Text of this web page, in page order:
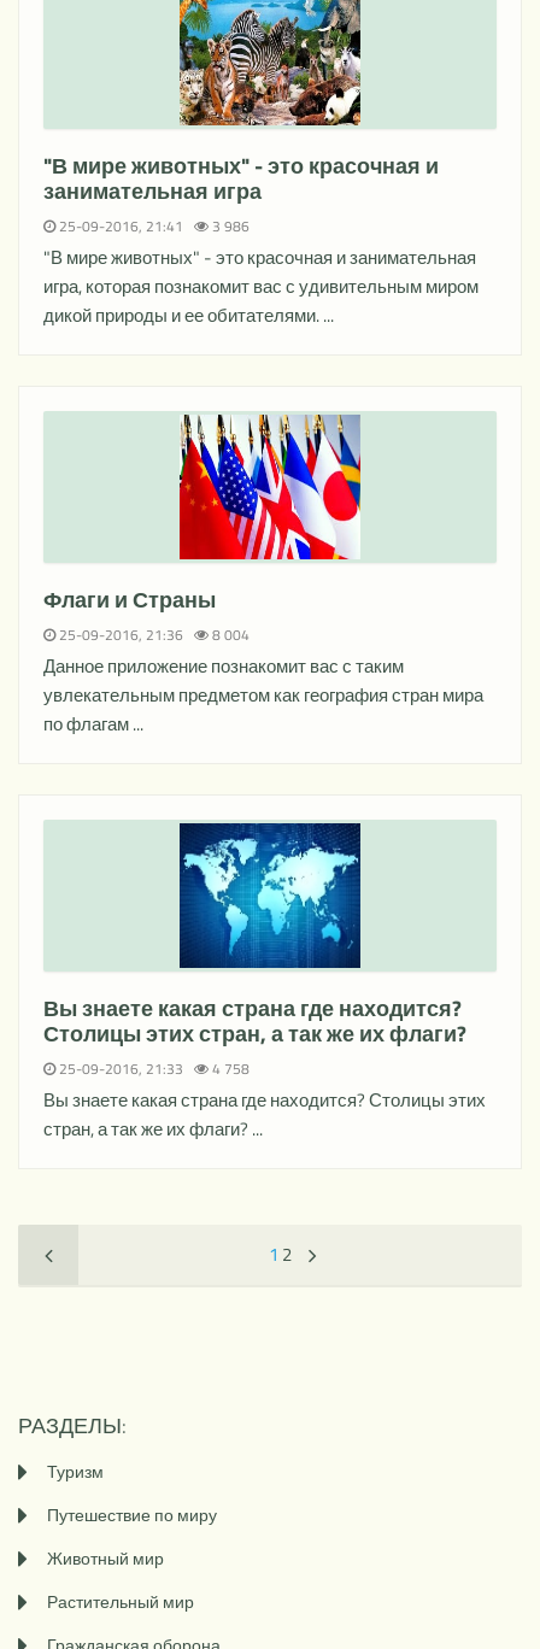
"В мире животных" - это красочная и
занимательная игра
25-09-2016, 21:41 3 986
"В мире животных" - это красочная и занимательная
игра, которая познакомит вас с удивительным миром
дикой природы и ее обитателями. ...
Флаги и Страны
25-09-2016, 21:36 8 004
Данное приложение познакомит вас с таким
увлекательным предметом как география стран мира
по флагам ...
Вы знаете какая страна где находится?
Столицы этих стран, а так же их флаги?
25-09-2016, 21:33 4 758
Вы знаете какая страна где находится? Столицы этих
стран, а так же их флаги? ...
1 2
РАЗДЕЛЫ:
Туризм
Путешествие по миру
Животный мир
Растительный мир